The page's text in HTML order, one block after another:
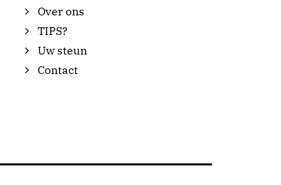
Over ons
TIPS?
Uw steun
Contact